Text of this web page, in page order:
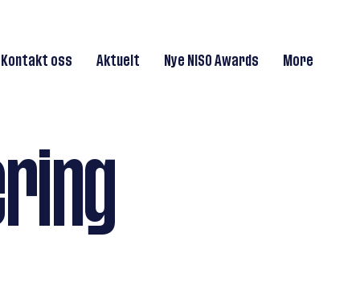
Kontakt oss Aktuelt Nye NISO Awards More